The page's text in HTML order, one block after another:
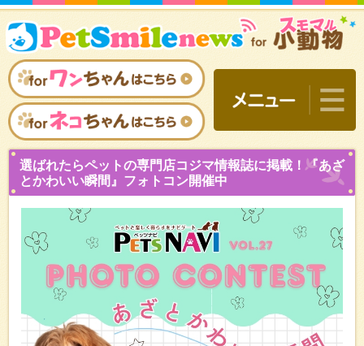
選ばれたらペットの専門店